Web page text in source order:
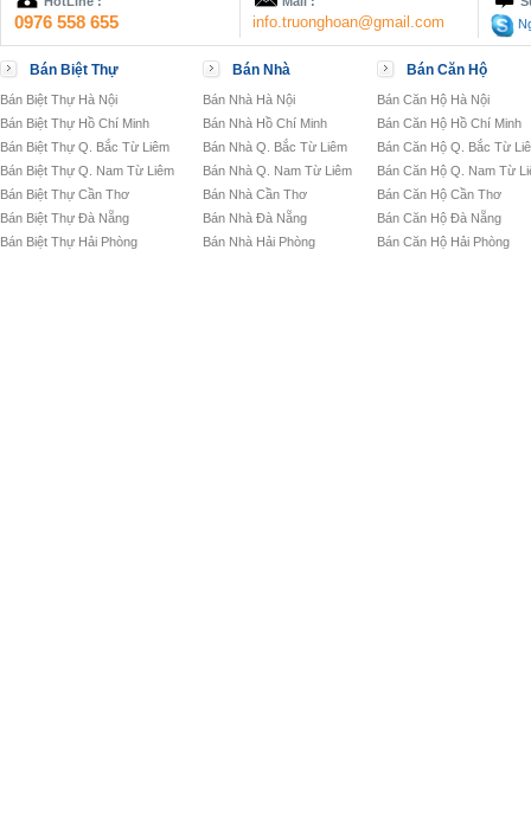
0976 558 655 info.truonghoan@gmail.com
Bán Biệt Thự
Bán Biệt Thự Hà Nội
Bán Biệt Thự Hồ Chí Minh
Bán Biệt Thự Q. Bắc Từ Liêm
Bán Biệt Thự Q. Nam Từ Liêm
Bán Biệt Thự Cần Thơ
Bán Biệt Thự Đà Nẵng
Bán Biệt Thự Hải Phòng
Bán Nhà
Bán Nhà Hà Nội
Bán Nhà Hồ Chí Minh
Bán Nhà Q. Bắc Từ Liêm
Bán Nhà Q. Nam Từ Liêm
Bán Nhà Cần Thơ
Bán Nhà Đà Nẵng
Bán Nhà Hải Phòng
Bán Căn Hộ
Bán Căn Hộ Hà Nội
Bán Căn Hộ Hồ Chí Minh
Bán Căn Hộ Q. Bắc Từ
Bán Căn Hộ Q. Nam Từ
Bán Căn Hộ Cần Thơ
Bán Căn Hộ Đà Nẵng
Bán Căn Hộ Hải Phòng